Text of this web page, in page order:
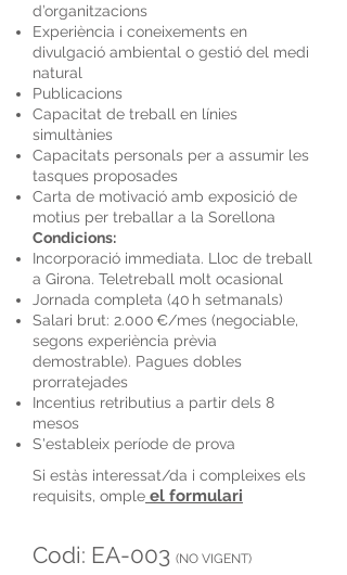
d’organitzacions
Experiència i coneixements en
divulgació ambiental o gestió del medi
natural
Publicacions
Capacitat de treball en línies
simultànies
Capacitats personals per a assumir les
tasques proposades
Carta de motivació amb exposició de
motius per treballar a la Sorellona
Condicions:
Incorporació immediata. Lloc de treball
a Girona. Teletreball molt ocasional
Jornada completa (40 h setmanals)
Salari brut: 2.000 €/mes (negociable,
segons experiència prèvia
demostrable). Pagues dobles
prorratejades
Incentius retributius a partir dels 8
mesos
S'estableix període de prova
Si estàs interessat/da i compleixes els
requisits, omple el formulari
Codi: EA-003 (NO VIGENT)